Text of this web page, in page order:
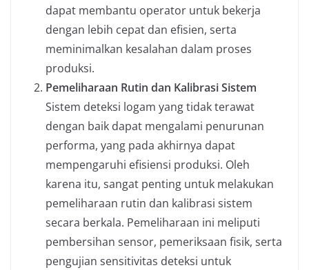
dapat membantu operator untuk bekerja
dengan lebih cepat dan efisien, serta
meminimalkan kesalahan dalam proses
produksi.
Pemeliharaan Rutin dan Kalibrasi Sistem
Sistem deteksi logam yang tidak terawat
dengan baik dapat mengalami penurunan
performa, yang pada akhirnya dapat
mempengaruhi efisiensi produksi. Oleh
karena itu, sangat penting untuk melakukan
pemeliharaan rutin dan kalibrasi sistem
secara berkala. Pemeliharaan ini meliputi
pembersihan sensor, pemeriksaan fisik, serta
pengujian sensitivitas deteksi untuk